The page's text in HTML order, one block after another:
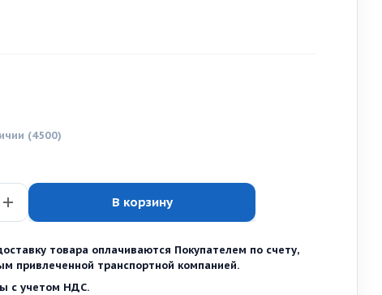
(4500)
В корзину
товара оплачиваются Покупателем по счету,
привлеченной транспортной компанией.
с учетом НДС.